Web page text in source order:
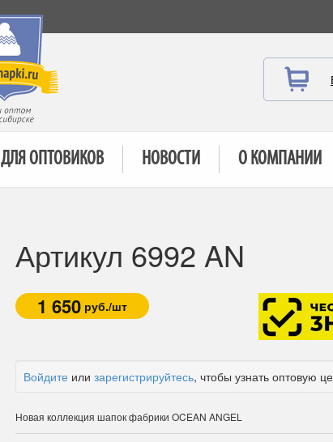
ДЛЯ ОПТОВИКОВ НОВОСТИ О КОМПАНИИ
Артикул 6992 AN
1 650 руб./шт
Войдите или зарегистрируйтесь, чтобы узнать оптовую
Новая коллекция шапок фабрики OCEAN ANGEL